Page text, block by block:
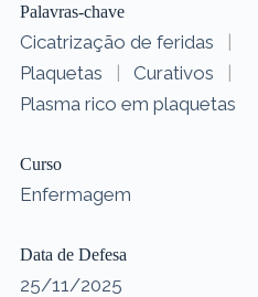
Palavras-chave
Cicatrização de feridas
|
Plaquetas
| Curativos
|
Plasma rico em plaquetas
Curso
Enfermagem
Data de Defesa
25/11/2025